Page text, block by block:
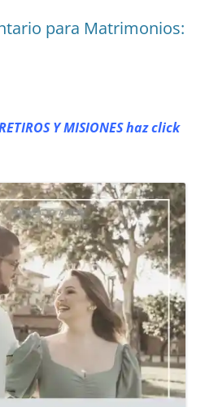
para Matrimonios:
Y MISIONES haz click